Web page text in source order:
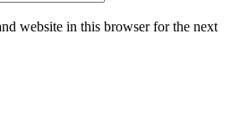
website in this browser for the next